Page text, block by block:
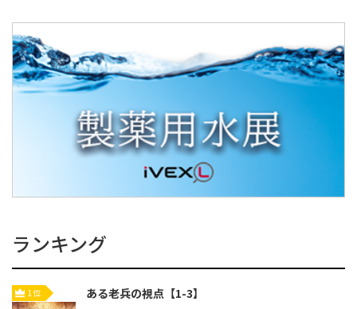
ランキング
1位 ある老兵の視点【1-3】